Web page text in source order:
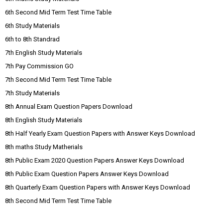
6th Second Mid Term Test Time Table
6th Study Materials
6th to 8th Standrad
7th English Study Materials
7th Pay Commission GO
7th Second Mid Term Test Time Table
7th Study Materials
8th Annual Exam Question Papers Download
8th English Study Materials
8th Half Yearly Exam Question Papers with Answer Keys Download
8th maths Study Matherials
8th Public Exam 2020 Question Papers Answer Keys Download
8th Public Exam Question Papers Answer Keys Download
8th Quarterly Exam Question Papers with Answer Keys Download
8th Second Mid Term Test Time Table